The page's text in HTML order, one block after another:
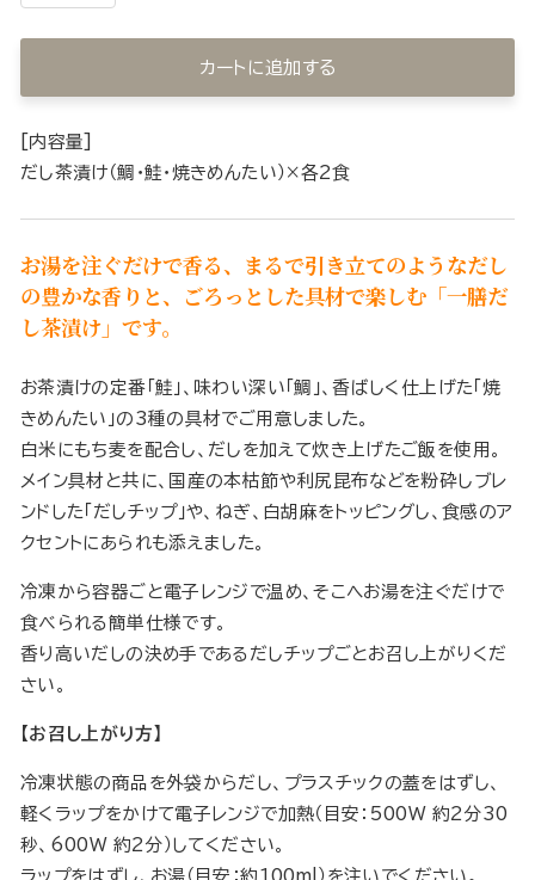
カートに追加する
[内容量]
だし茶漬け（鯛・鮭・焼きめんたい）×各2食
お湯を注ぐだけで香る、まるで引き立てのようなだし
の豊かな香りと、ごろっとした具材で楽しむ「一膳だ
し茶漬け」です。
お茶漬けの定番「鮭」、味わい深い「鯛」、香ばしく仕上げた「焼
きめんたい」の3種の具材でご用意しました。
白米にもち麦を配合し、だしを加えて炊き上げたご飯を使用。
メイン具材と共に、国産の本枯節や利尻昆布などを粉砕しブレ
ンドした「だしチップ」や、ねぎ、白胡麻をトッピングし、食感のア
クセントにあられも添えました。
冷凍から容器ごと電子レンジで温め、そこへお湯を注ぐだけで
食べられる簡単仕様です。
香り高いだしの決め手であるだしチップごとお召し上がりくだ
さい。
【お召し上がり方】
冷凍状態の商品を外袋からだし、プラスチックの蓋をはずし、
軽くラップをかけて電子レンジで加熱（目安：500W 約2分30
秒、600W 約2分）してください。
ラップをはずし、お湯（目安：約100ml）を注いでください。